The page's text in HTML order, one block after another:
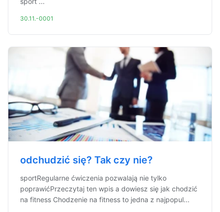
30.11.-0001
odchudzić się? Tak czy nie?
sportRegularne ćwiczenia pozwalają nie tylko
poprawićPrzeczytaj ten wpis a dowiesz się jak chodzić
na fitness Chodzenie na fitness to jedna z najpopul...